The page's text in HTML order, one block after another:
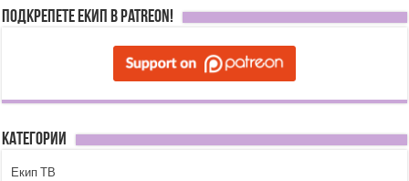
Подкрепете ЕКИП в Patreon!
Категории
Екип ТВ